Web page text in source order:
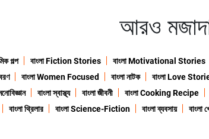
আরও
গল্প বাংলা Fiction Stories বাংলা Motivational Stories
বাংলা Women Focused বাংলা নাটক বাংলা Love
বাংলা স্বাস্থ্য বাংলা জীবনী বাংলা Cooking Recipe
বাংলা থ্রিলার বাংলা Science-Fiction বাংলা ব্যবসায় বাংলা